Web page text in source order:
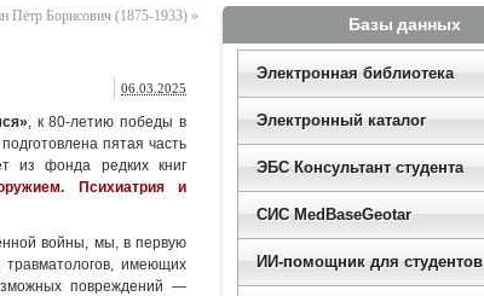
Пётр Борисович (1875-1933) »
06.03.2025
, к 80-летию победы в
пятая часть
из фонда редких книг
Психиатрия и
войны, мы, в первую
имеющих
повреждений —
Базы данных
Электронная библиотека
Электронный каталог
ЭБС Консультант студента
СИС MedBaseGeotar
ИИ-помощник для студентов